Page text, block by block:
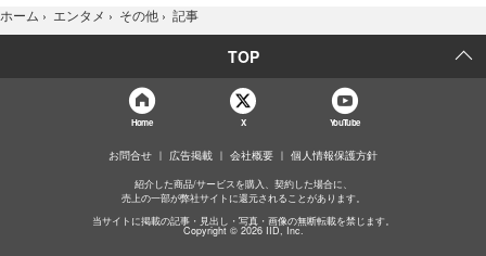
ホーム › エンタメ › その他 › 記事
TOP
Home X YouTube
お問合せ 広告掲載 会社概要 個人情報保護方針
紹介した商品/サービスを購入、契約した場合に、
売上の一部が弊社サイトに還元されることがあります。
当サイトに掲載の記事・見出し・写真・画像の無断転載を禁じます。
Copyright © 2026 IID, Inc.